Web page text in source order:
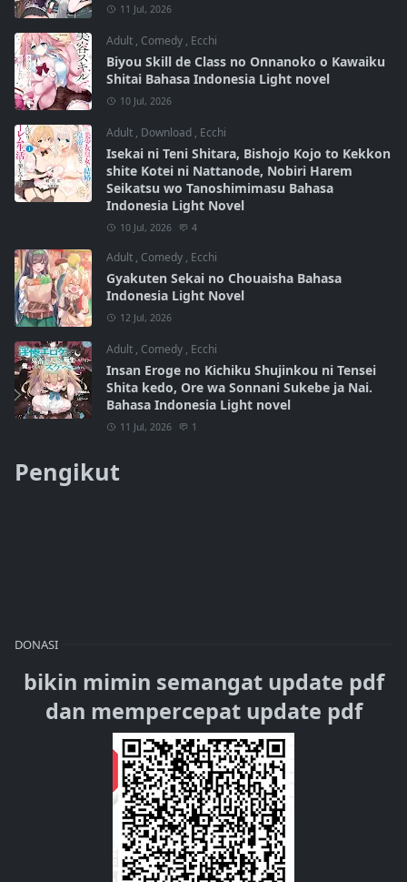
11 Jul, 2026
Adult , Comedy , Ecchi
Biyou Skill de Class no Onnanoko o Kawaiku
Shitai Bahasa Indonesia Light novel
10 Jul, 2026
Adult , Download , Ecchi
Isekai ni Teni Shitara, Bishojo Kojo to Kekkon
shite Kotei ni Nattanode, Nobiri Harem
Seikatsu wo Tanoshimimasu Bahasa
Indonesia Light Novel
10 Jul, 2026 4
Adult , Comedy , Ecchi
Gyakuten Sekai no Chouaisha Bahasa
Indonesia Light Novel
12 Jul, 2026
Adult , Comedy , Ecchi
Insan Eroge no Kichiku Shujinkou ni Tensei
Shita kedo, Ore wa Sonnani Sukebe ja Nai.
Bahasa Indonesia Light novel
11 Jul, 2026 1
Pengikut
DONASI
bikin mimin semangat update pdf
dan mempercepat update pdf